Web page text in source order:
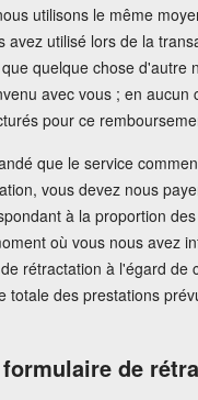
utilisons le même
avez utilisé lors de la
quelque chose d'autre
avec vous ; en aucun
pour ce
que le service
vous devez nous
à la proportion
où vous nous avez
rétractation à l'égard de
totale des prestations
de